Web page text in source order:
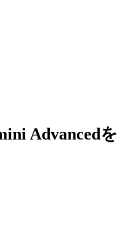
Advancedを